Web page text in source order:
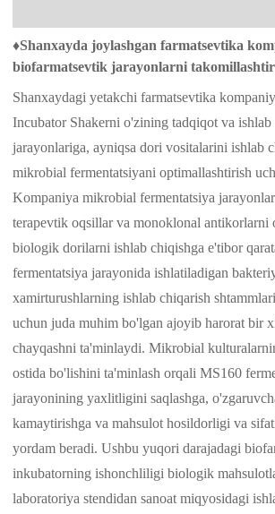
♦Shanxayda joylashgan farmatsevtika
biofarmatsevtik jarayonlarni
Shanxaydagi yetakchi farmatsevtika
Incubator Shakerni o'zining tadqiqot va ishlab
jarayonlariga, ayniqsa dori vositalarini ishlab
mikrobial fermentatsiyani optimallashtirish
Kompaniya mikrobial fermentatsiya
terapevtik oqsillar va monoklonal antikorlarni
biologik dorilarni ishlab chiqishga e'tibor
fermentatsiya jarayonida ishlatiladigan
xamirturushlarning ishlab chiqarish
uchun juda muhim bo'lgan ajoyib harorat bir
chayqashni ta'minlaydi. Mikrobial
ostida bo'lishini ta'minlash orqali MS160
jarayonining yaxlitligini saqlashga,
kamaytirishga va mahsulot hosildorligi va
yordam beradi. Ushbu yuqori darajadagi
inkubatorning ishonchliligi biologik
laboratoriya stendidan sanoat miqyosidagi